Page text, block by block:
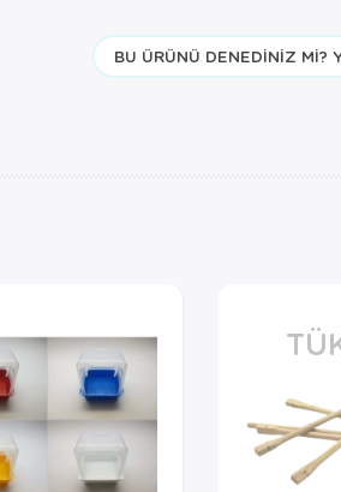
BU ÜRÜNÜ DENEDINIZ MI?